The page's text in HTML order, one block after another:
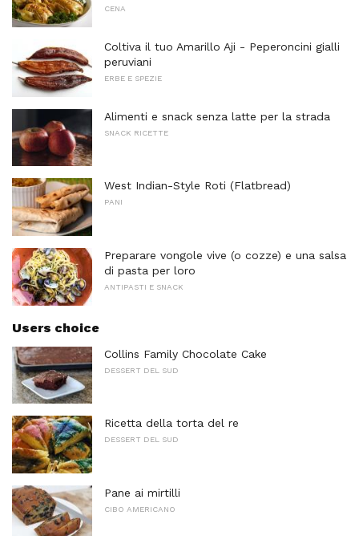
CENA
Coltiva il tuo Amarillo Aji - Peperoncini gialli
peruviani
ERBE E SPEZIE
Alimenti e snack senza latte per la strada
SNACK RICETTE
West Indian-Style Roti (Flatbread)
PANI
Preparare vongole vive (o cozze) e una salsa
di pasta per loro
ANTIPASTI E SNACK
Users choice
Collins Family Chocolate Cake
DESSERT DEL SUD
Ricetta della torta del re
DESSERT DEL SUD
Pane ai mirtilli
CIBO AMERICANO